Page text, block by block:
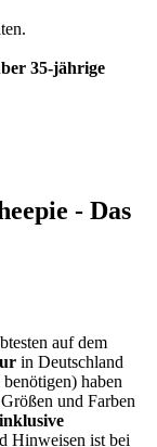
35-jährige
- Das
auf dem
in Deutschland
haben
und Farben
Hinweisen ist bei